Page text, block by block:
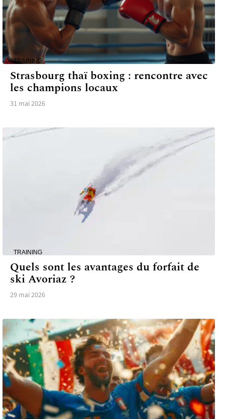
TRAINING
Strasbourg thaï boxing : rencontre avec
les champions locaux
31 mai 2026
TRAINING
Quels sont les avantages du forfait de
ski Avoriaz ?
29 mai 2026